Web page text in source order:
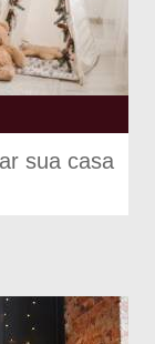
sua casa